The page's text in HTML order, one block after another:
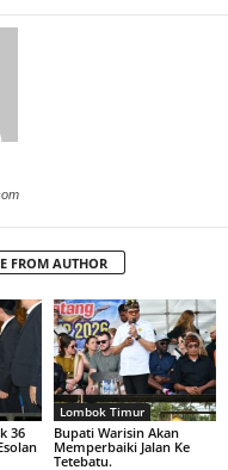
FROM AUTHOR
36
Lombok Timur
Bupati Warisin Akan
Memperbaiki Jalan Ke
Tetebatu.